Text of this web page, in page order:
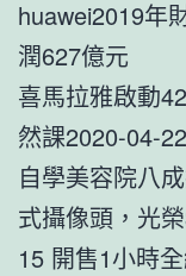
huawei2019年
潤627億元
喜馬拉雅啟動
然課2020-04-
自學美容院八
式攝像頭，光
15 開售1小時